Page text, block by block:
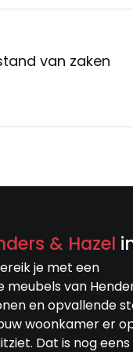
van zaken
& Hazel
je met een
meubels van
en opvallende
woonkamer er
Dat is nog eens